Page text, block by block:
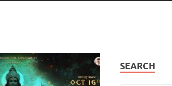
SEARCH